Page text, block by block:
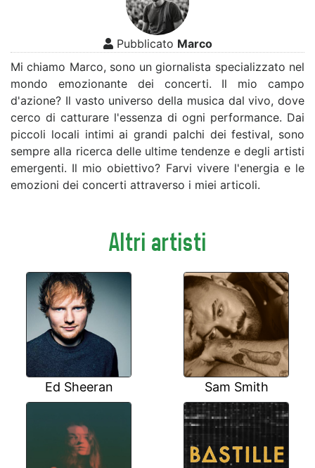
Pubblicato Marco
Mi chiamo Marco, sono un giornalista specializzato nel
mondo emozionante dei concerti. Il mio campo
d'azione? Il vasto universo della musica dal vivo, dove
cerco di catturare l'essenza di ogni performance. Dai
piccoli locali intimi ai grandi palchi dei festival, sono
sempre alla ricerca delle ultime tendenze e degli artisti
emergenti. Il mio obiettivo? Farvi vivere l'energia e le
emozioni dei concerti attraverso i miei articoli.
Altri artisti
Ed Sheeran Sam Smith